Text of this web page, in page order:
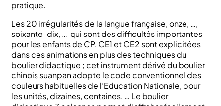
pratique.
Les 20 irrégularités de la langue française, onze, …,
soixante-dix, … qui sont des difficultés importantes
pour les enfants de CP, CE1 et CE2 sont explicitées
dans ces animations en plus des techniques du
boulier didactique ; cet instrument dérivé du boulier
chinois suanpan adopte le code conventionnel des
couleurs habituelles de l’Education Nationale, pour
les unités, dizaines, centaines, … Le boulier